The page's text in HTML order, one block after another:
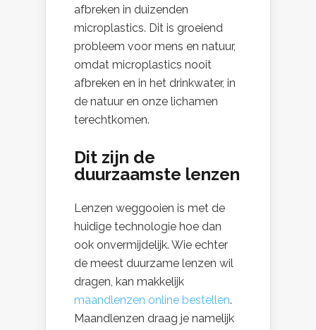
afbreken in duizenden
microplastics. Dit is groeiend
probleem voor mens en natuur,
omdat microplastics nooit
afbreken en in het drinkwater, in
de natuur en onze lichamen
terechtkomen.
Dit zijn de
duurzaamste lenzen
Lenzen weggooien is met de
huidige technologie hoe dan
ook onvermijdelijk. Wie echter
de meest duurzame lenzen wil
dragen, kan makkelijk
maandlenzen online bestellen.
Maandlenzen draag je namelijk